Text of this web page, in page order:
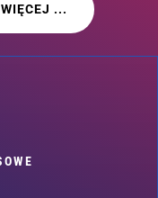
...